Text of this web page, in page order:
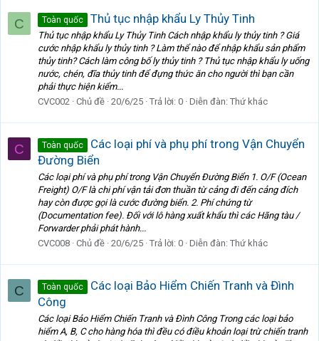
C Toàn quốc Thủ tục nhập khẩu Ly Thủy Tinh
Thủ tục nhập khẩu Ly Thủy Tinh Cách nhập khẩu ly thủy tinh ? Giá
cước nhập khẩu ly thủy tinh ? Làm thể nào để nhập khẩu sản phẩm
thủy tinh? Cách làm công bố ly thủy tinh ? Thủ tục nhập khẩu ly uống
nước, chén, đĩa thủy tinh để đựng thức ăn cho người thì bạn cần
phải thực hiện kiểm...
CVC002 Chủ đề 20/6/25 Trả lời: 0 Diễn đàn: Thứ khác
C Toàn quốc
Các loại phí và phụ phí trong Vận Chuyển
Đường Biển
Các loại phí và phụ phí trong Vận Chuyển Đường Biển 1. O/F (Ocean
Freight) O/F là chi phí vận tải đơn thuần từ cảng đi đến cảng đích
hay còn được gọi là cước đường biển. 2. Phí chứng từ
(Documentation fee). Đối với lô hàng xuất khẩu thì các Hãng tàu /
Forwarder phải phát hành...
CVC008 Chủ đề 20/6/25 Trả lời: 0 Diễn đàn: Thứ khác
C Toàn quốc
Các loại Bảo Hiểm Chiến Tranh và Đình
Công
Các loại Bảo Hiểm Chiến Tranh và Đình Công Trong các loại bảo
hiểm A, B, C cho hàng hóa thì đều có điều khoản loại trừ chiến tranh